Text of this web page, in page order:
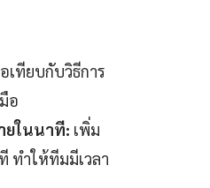
เทียบกับวิธีการ
อ
ยในนาที: เพิ่ม
ทำให้ทีมมีเวลา